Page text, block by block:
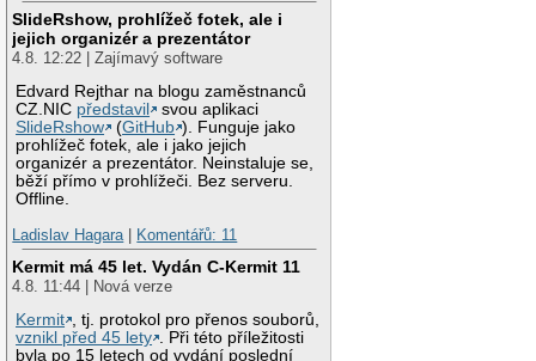
SlideRshow, prohlížeč fotek, ale i
jejich organizér a prezentátor
4.8. 12:22 | Zajímavý software
Edvard Rejthar na blogu zaměstnanců
CZ.NIC představil
svou aplikaci
SlideRshow
(GitHub ). Funguje jako
prohlížeč fotek, ale i jako jejich
organizér a prezentátor. Neinstaluje se,
běží přímo v prohlížeči. Bez serveru.
Offline.
Ladislav Hagara| Komentářů: 11
Kermit má 45 let. Vydán C-Kermit 11
4.8. 11:44 | Nová verze
Kermit , tj. protokol pro přenos souborů,
vznikl před 45 lety . Při této příležitosti
byla po 15 letech od vydání poslední